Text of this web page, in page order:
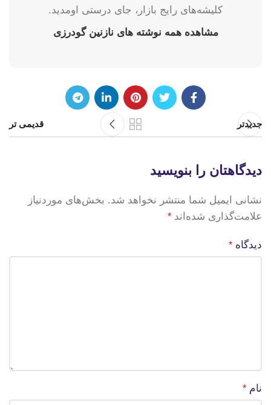
کلیشه‌های رایج بازار، جای درستی اومدید.
مشاهده همه نوشته های نازنین گودرزی
جدیدتر قدیمی تر
دیدگاهتان را بنویسید
نشانی ایمیل شما منتشر نخواهد شد. بخش‌های موردنیاز
علامت‌گذاری شده‌اند *
دیدگاه *
نام *